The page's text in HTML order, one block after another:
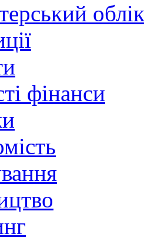
облік
фінанси